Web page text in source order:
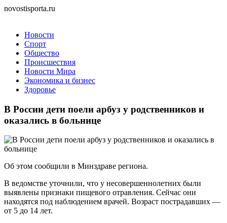
novostisporta.ru
Новости
Спорт
Общество
Происшествия
Новости Мира
Экономика и бизнес
Здоровье
В России дети поели арбуз у родственников и
оказались в больнице
Об этом сообщили в Минздраве региона.
В ведомстве уточнили, что у несовершеннолетних были
выявлены признаки пищевого отравления. Сейчас они
находятся под наблюдением врачей. Возраст пострадавших —
от 5 до 14 лет.